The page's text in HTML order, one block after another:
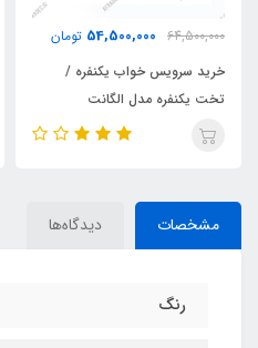
64,500,000
54,500,000 تومان
خرید سرویس خواب یکنفره /
تخت یکنفره مدل الگانت
مشخصات دیدگاه‌ها
رنگ